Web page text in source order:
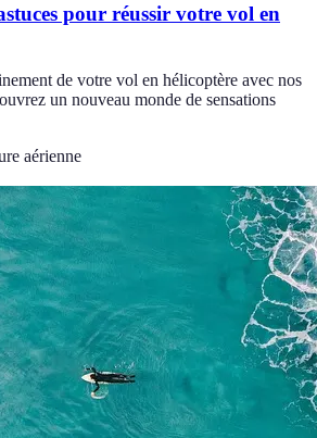
pour réussir votre vol en
de votre vol en hélicoptère avec nos
un nouveau monde de sensations
aérienne